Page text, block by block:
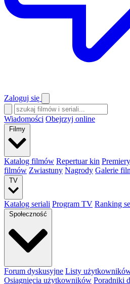
Zaloguj się
Wiadomości Obejrzyj online
Filmy
Katalog filmów Repertuar kin
filmów Zwiastuny Nagrody Galerie
TV
Katalog seriali Program TV Ranking
Społeczność
Forum dyskusyjne Listy
Osiągnięcia użytkowników Poradniki